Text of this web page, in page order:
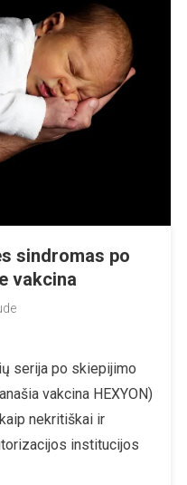
sindromas po
vakcina
serija po skiepijimo
vakcina HEXYON)
nekritiškai ir
institucijos